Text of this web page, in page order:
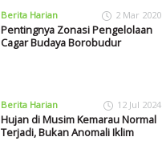
Berita Harian 2 Mar 2020
Pentingnya Zonasi Pengelolaan
Cagar Budaya Borobudur
Berita Harian 12 Jul 2024
Hujan di Musim Kemarau Normal
Terjadi, Bukan Anomali Iklim